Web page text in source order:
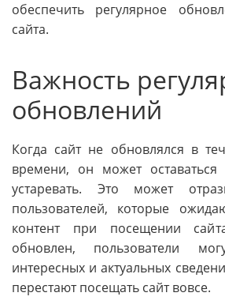
обеспечить регулярное
сайта.
Важность
обновлений
Когда сайт не обновлялся в
времени, он может
устаревать. Это может
пользователей, которые
контент при посещении
обновлен, пользователи
интересных и актуальных
перестают посещать сайт вовсе.